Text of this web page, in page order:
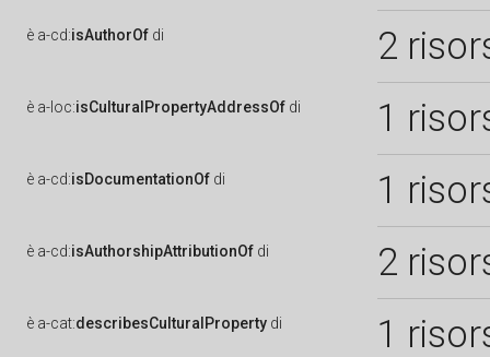
è a-cd:isAuthorOf di 2
è a-loc:isCulturalPropertyAddressOf di 1
è a-cd:isDocumentationOf di 1
è a-cd:isAuthorshipAttributionOf di 2
è a-cat:describesCulturalProperty di 1